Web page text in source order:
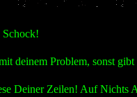
deinem Problem, sonst gibt
Deiner Zeilen! Auf Nichts